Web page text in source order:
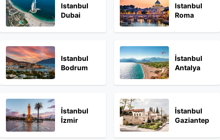
Istanbul
Dubai
Istanbul
Roma
Istanbul
Bodrum
İstanbul
Antalya
İstanbul
İzmir
İstanbul
Gaziantep